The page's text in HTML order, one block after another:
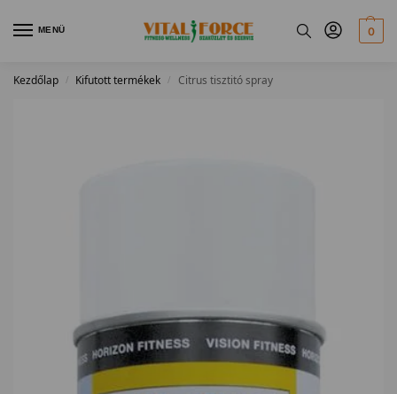
MENÜ 0
Kezdőlap / Kifutott termékek / Citrus tisztitó spray